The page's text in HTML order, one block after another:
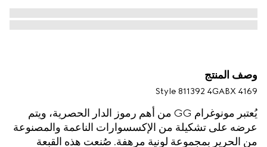
وصف المنتج
Style ‎811392 4GABX 4169
يُعتبر مونوغرام GG من أهم رموز الدار الحصرية، ويتم
عرضه على تشكيلة من الإكسسوارات الناعمة والمصنوعة
من الحرير بمجموعة لونية مرهفة. صُنعت هذه القبعة